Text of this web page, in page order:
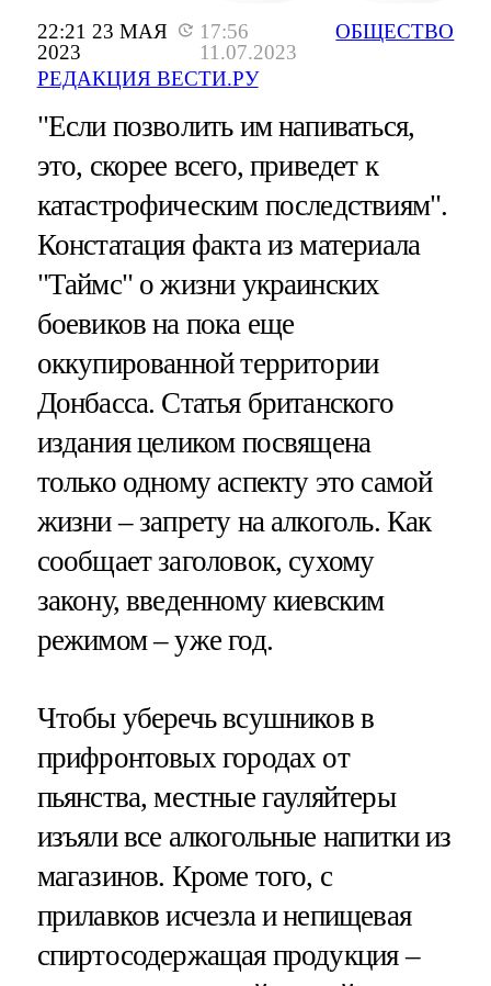
22:21 23 МАЯ
2023
17:56
11.07.2023
РЕДАКЦИЯ ВЕСТИ.РУ
ОБЩЕСТВО
"Если позволить им напиваться,
это, скорее всего, приведет к
катастрофическим последствиям".
Констатация факта из материала
"Таймс" о жизни украинских
боевиков на пока еще
оккупированной территории
Донбасса. Статья британского
издания целиком посвящена
только одному аспекту это самой
жизни – запрету на алкоголь. Как
сообщает заголовок, сухому
закону, введенному киевским
режимом – уже год.
Чтобы уберечь всушников в
прифронтовых городах от
пьянства, местные гауляйтеры
изъяли все алкогольные напитки из
магазинов. Кроме того, с
прилавков исчезла и непищевая
спиртосодержащая продукция –